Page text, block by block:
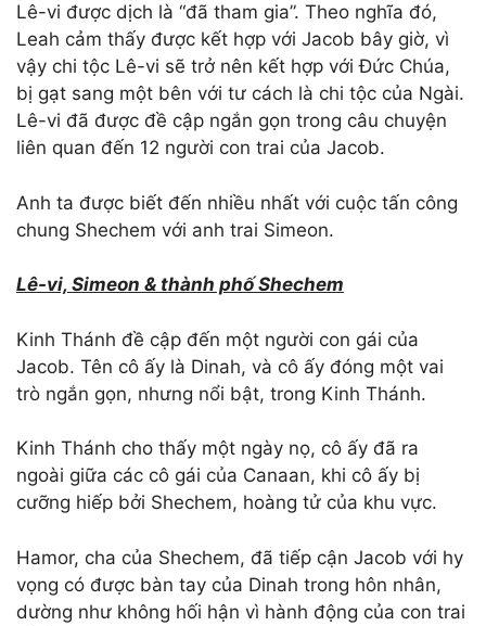
Lê-vi được dịch là “đã tham gia”. Theo nghĩa đó,
Leah cảm thấy được kết hợp với Jacob bây giờ, vì
vậy chi tộc Lê-vi sẽ trở nên kết hợp với Đức Chúa,
bị gạt sang một bên với tư cách là chi tộc của Ngài.
Lê-vi đã được đề cập ngắn gọn trong câu chuyện
liên quan đến 12 người con trai của Jacob.
Anh ta được biết đến nhiều nhất với cuộc tấn công
chung Shechem với anh trai Simeon.
Lê-vi, Simeon & thành phố Shechem
Kinh Thánh đề cập đến một người con gái của
Jacob. Tên cô ấy là Dinah, và cô ấy đóng một vai
trò ngắn gọn, nhưng nổi bật, trong Kinh Thánh.
Kinh Thánh cho thấy một ngày nọ, cô ấy đã ra
ngoài giữa các cô gái của Canaan, khi cô ấy bị
cưỡng hiếp bởi Shechem, hoàng tử của khu vực.
Hamor, cha của Shechem, đã tiếp cận Jacob với hy
vọng có được bàn tay của Dinah trong hôn nhân,
dường như không hối hận vì hành động của con trai